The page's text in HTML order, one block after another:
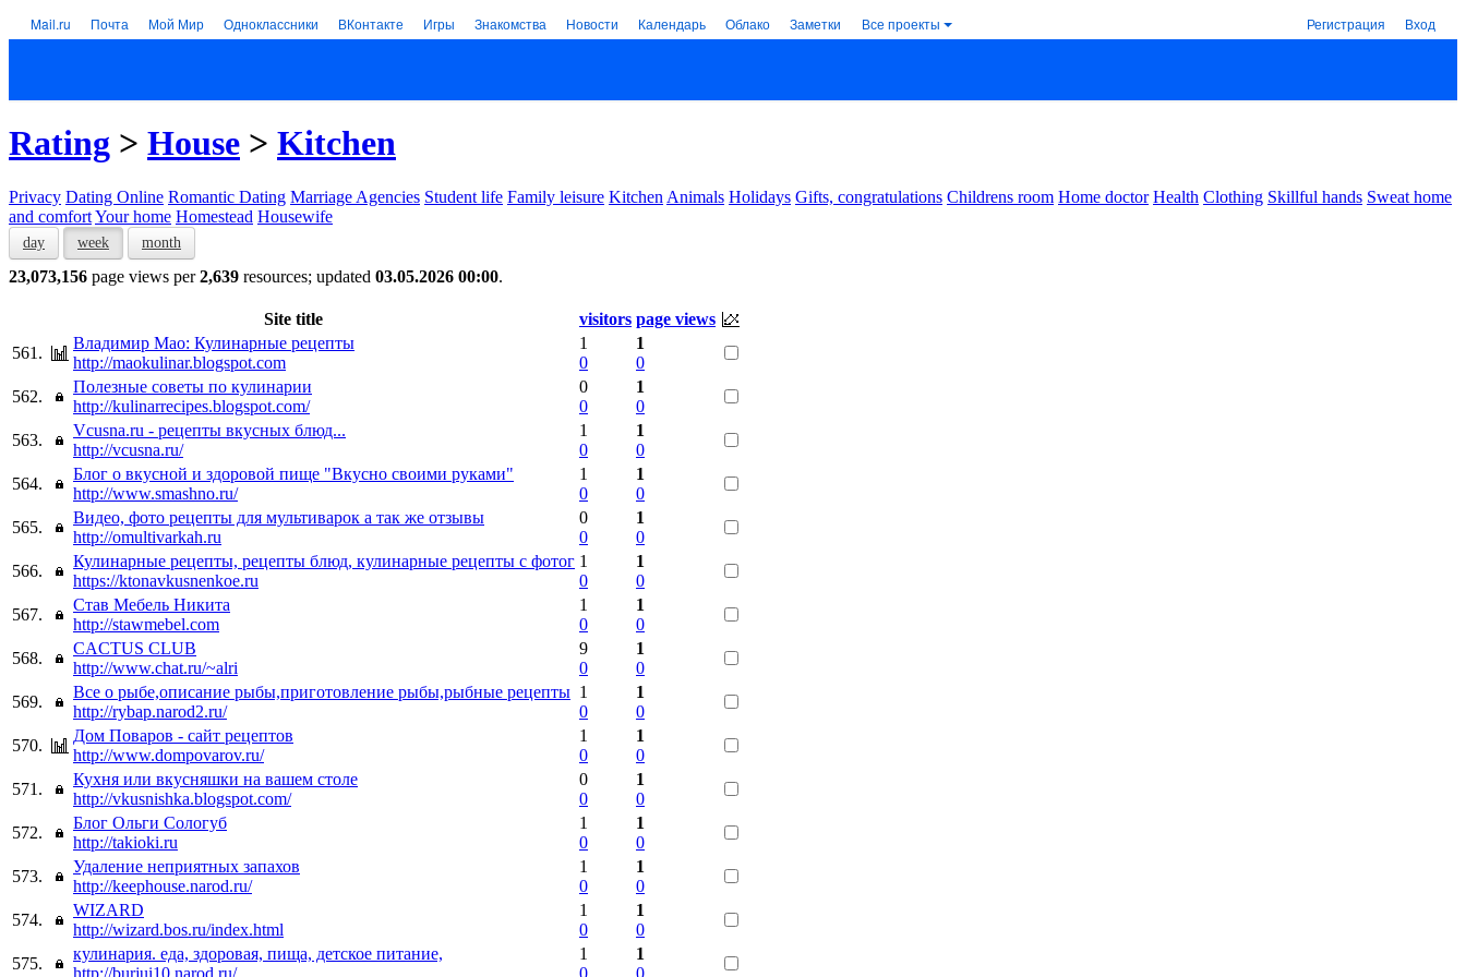
Mail.ru Почта Мой Мир Одноклассники ВКонтакте Игры Знакомства Новости Календарь Облако Заметки Все проекты Регистрация Вход
Rating > House > Kitchen
Privacy Dating Online Romantic Dating Marriage Agencies Student life Family leisure Kitchen Animals Holidays Gifts, congratulations Childrens room Home doctor Health Clothing Skillful hands Sweat home
and comfortYour home Homestead Housewife
day week month
23,073,156 page views per2,639 resources; updated 03.05.2026 00:00.
Site title visitors page views
561.
Владимир Мао: Кулинарные рецепты
http://maokulinar.blogspot.com
1
0
1
0
562.
Полезные советы по кулинарии
http://kulinarrecipes.blogspot.com/
0
0
1
0
563.
Vcusna.ru - рецепты вкусных блюд...
http://vcusna.ru/
1
0
1
0
564.
Блог о вкусной и здоровой пище "Вкусно своими руками"
http://www.smashno.ru/
1
0
1
0
565.
Видео, фото рецепты для мультиварок а так же отзывы
http://omultivarkah.ru
0
0
1
0
566.
Кулинарные рецепты, рецепты блюд, кулинарные рецепты с фотог
https://ktonavkusnenkoe.ru
1
0
1
0
567.
Став Мебель Никита
http://stawmebel.com
1
0
1
0
568.
CACTUS CLUB
http://www.chat.ru/~alri
9
0
1
0
569.
Все о рыбе,описание рыбы,приготовление рыбы,рыбные рецепты
http://rybap.narod2.ru/
1
0
1
0
570.
Дом Поваров - сайт рецептов
http://www.dompovarov.ru/
1
0
1
0
571.
Кухня или вкусняшки на вашем столе
http://vkusnishka.blogspot.com/
0
0
1
0
572.
Блог Ольги Сологуб
http://takioki.ru
1
0
1
0
573.
Удаление неприятных запахов
http://keephouse.narod.ru/
1
0
1
0
574.
WIZARD
http://wizard.bos.ru/index.html
1
0
1
0
575.
кулинария. еда, здоровая, пища, детское питание,
http://burjui10.narod.ru/
1
0
1
0